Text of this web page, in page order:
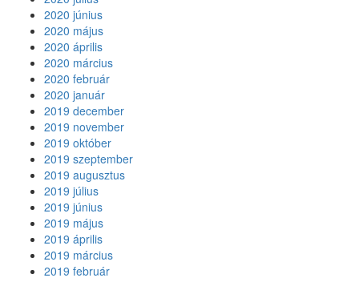
2020 június
2020 május
2020 április
2020 március
2020 február
2020 január
2019 december
2019 november
2019 október
2019 szeptember
2019 augusztus
2019 július
2019 június
2019 május
2019 április
2019 március
2019 február